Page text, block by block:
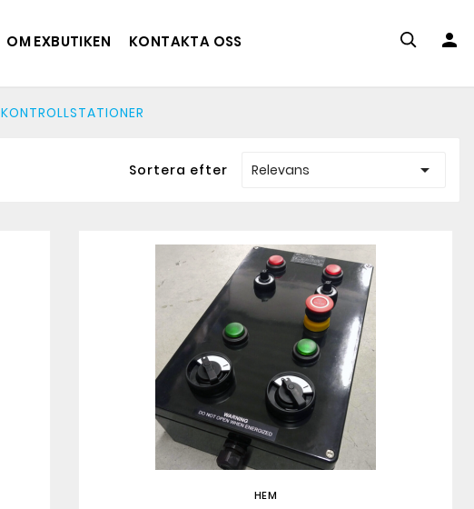
OM EXBUTIKEN KONTAKTA OSS 
KONTROLLSTATIONER
Sortera efter Relevans 
HEM